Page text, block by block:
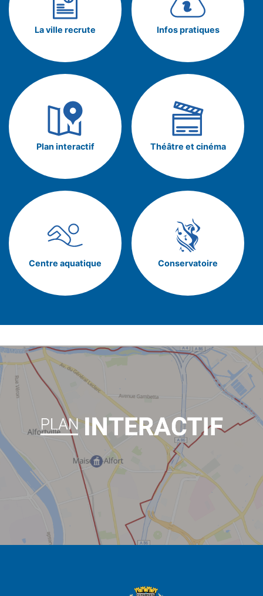
La ville recrute Infos pratiques
Plan interactif Théâtre et cinéma
Centre aquatique Conservatoire